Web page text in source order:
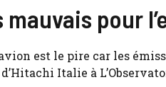
mauvais pour
est le pire car les
Italie à